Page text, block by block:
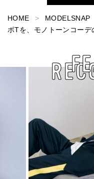
HOME MODELSNAP
ボTを、モノトーンコーデ